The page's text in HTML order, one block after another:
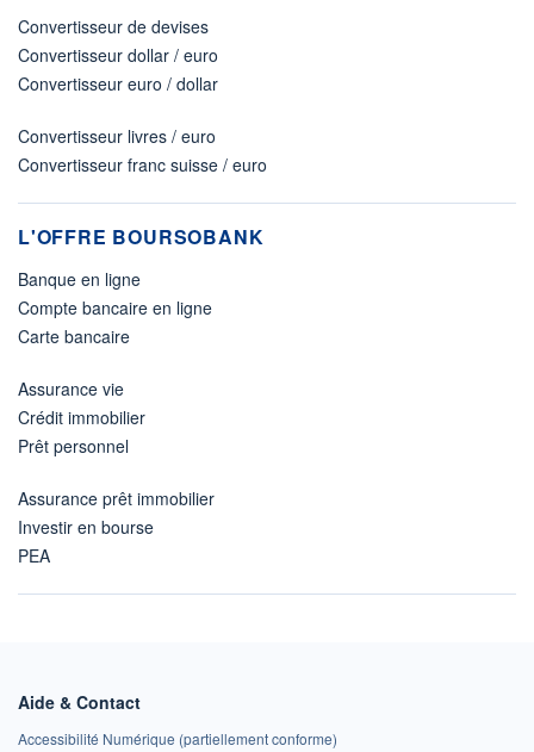
Convertisseur de devises
Convertisseur dollar / euro
Convertisseur euro / dollar
Convertisseur livres / euro
Convertisseur franc suisse / euro
L'OFFRE BOURSOBANK
Banque en ligne
Compte bancaire en ligne
Carte bancaire
Assurance vie
Crédit immobilier
Prêt personnel
Assurance prêt immobilier
Investir en bourse
PEA
Aide & Contact
Accessibilité Numérique (partiellement conforme)